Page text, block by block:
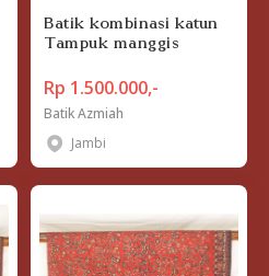
Batik kombinasi katun
Tampuk manggis
Rp 1.500.000,-
Batik Azmiah
Jambi